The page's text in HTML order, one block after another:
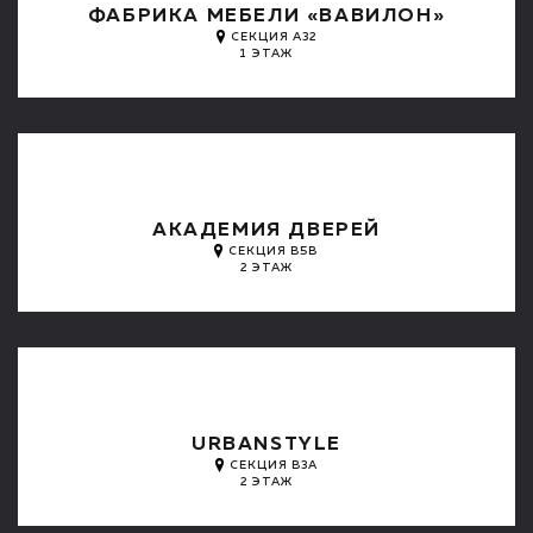
ФАБРИКА МЕБЕЛИ «ВАВИЛОН»
СЕКЦИЯ А32
1 ЭТАЖ
АКАДЕМИЯ ДВЕРЕЙ
СЕКЦИЯ B5B
2 ЭТАЖ
URBANSTYLE
СЕКЦИЯ B3A
2 ЭТАЖ